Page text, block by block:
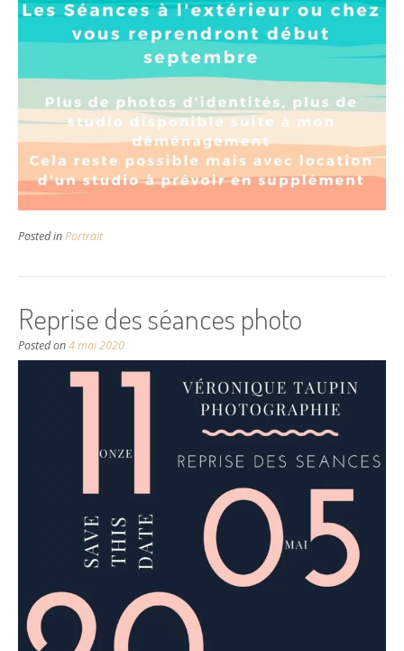
Posted inPortrait
Reprise des séances photo
Posted on4 mai 2020